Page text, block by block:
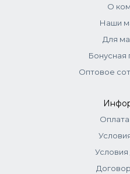
Масло чайного
Aqua, Sodium Cocoyl
Xanthan Gum,
Castor Oil, Sulfurized TEA-
Ethylhexylglycerin, Salicylic
Alternifolia Leaf Oil.
О
Наши
Для
Бонусная
Оптовое
Условия